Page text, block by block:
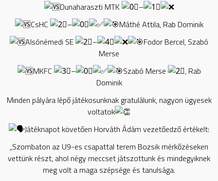
Dunaharaszti MTK
–
CsHC
–
Máthé Attila, Rab Dominik
Alsónémedi SE
–
Fodor Bercel, Szabó
Merse
MKFC
– Szabó Merse
, Rab
Dominik
Minden pályára lépő játékosunknak gratulálunk, nagyon ügyesek
voltatok
Játéknapot követően Horváth Ádám vezetőedző értékelt:
„Szombaton az U9-es csapattal terem Bozsik mérkőzéseken
vettünk részt, ahol négy meccset játszottunk és mindegyiknek
meg volt a maga szépsége és tanulsága.